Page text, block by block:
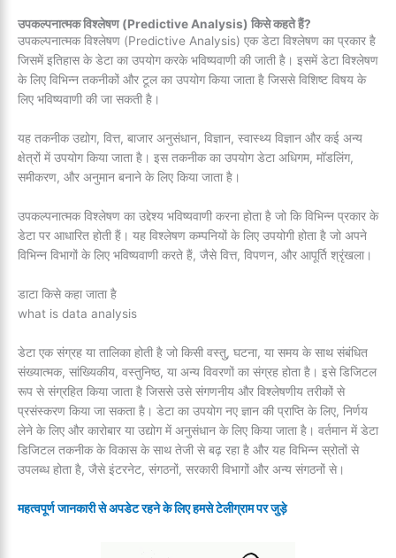
उपकल्पनात्मक विश्लेषण (Predictive Analysis) किसे कहते हैं?
उपकल्पनात्मक विश्लेषण (Predictive Analysis) एक डेटा विश्लेषण का प्रकार है
जिसमें इतिहास के डेटा का उपयोग करके भविष्यवाणी की जाती है। इसमें डेटा विश्लेषण
के लिए विभिन्न तकनीकों और टूल का उपयोग किया जाता है जिससे विशिष्ट विषय के
लिए भविष्यवाणी की जा सकती है।
यह तकनीक उद्योग, वित्त, बाजार अनुसंधान, विज्ञान, स्वास्थ्य विज्ञान और कई अन्य
क्षेत्रों में उपयोग किया जाता है। इस तकनीक का उपयोग डेटा अधिगम, मॉडलिंग,
समीकरण, और अनुमान बनाने के लिए किया जाता है।
उपकल्पनात्मक विश्लेषण का उद्देश्य भविष्यवाणी करना होता है जो कि विभिन्न प्रकार के
डेटा पर आधारित होती हैं। यह विश्लेषण कम्पनियों के लिए उपयोगी होता है जो अपने
विभिन्न विभागों के लिए भविष्यवाणी करते हैं, जैसे वित्त, विपणन, और आपूर्ति श्रृंखला।
डाटा किसे कहा जाता है
what is data analysis
डेटा एक संग्रह या तालिका होती है जो किसी वस्तु, घटना, या समय के साथ संबंधित
संख्यात्मक, सांख्यिकीय, वस्तुनिष्ठ, या अन्य विवरणों का संग्रह होता है। इसे डिजिटल
रूप से संग्रहित किया जाता है जिससे उसे संगणनीय और विश्लेषणीय तरीकों से
प्रसंस्करण किया जा सकता है। डेटा का उपयोग नए ज्ञान की प्राप्ति के लिए, निर्णय
लेने के लिए और कारोबार या उद्योग में अनुसंधान के लिए किया जाता है। वर्तमान में डेटा
डिजिटल तकनीक के विकास के साथ तेजी से बढ़ रहा है और यह विभिन्न स्रोतों से
उपलब्ध होता है, जैसे इंटरनेट, संगठनों, सरकारी विभागों और अन्य संगठनों से।
महत्वपूर्ण जानकारी से अपडेट रहने के लिए हमसे टेलीग्राम पर जुड़े